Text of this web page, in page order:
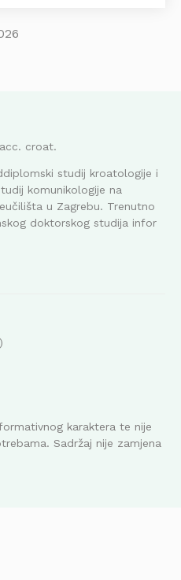
croat.
studij kroatologije i
komunikologije na
u Zagrebu. Trenutno
doktorskog studija infor
karaktera te nije
Sadržaj nije zamjena